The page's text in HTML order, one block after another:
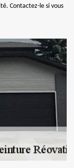
Contactez-le si vous